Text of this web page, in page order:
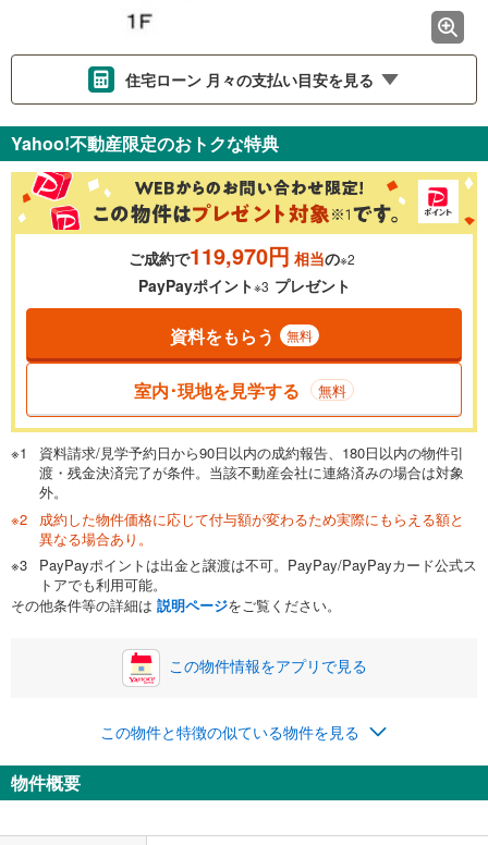
住宅ローン 月々の支払い目安を見る
金利 ％
0.01%
一般的には最長35年まで借り入れ可能です。多くの金融機関
が完済時の年齢は80歳までを条件としています。
閉じる
頭金 万円
0万円 3,999万円
自己資金から住宅購入にかけられる金額を入力してくださ
い。一般的には物件価格の2割までが目安です。
閉じる
ボーナス
万円
0円
ナス時の増額分（1回分）を入力してください。
ボーナス払いの限度額は金融機関によって異なります。
閉じる
月々の返済額
Yahoo!不動産限定のおトクな特典
ご成約で119,970円 相当の※2
PayPayポイント※3 プレゼント
資料をもらう 無料
室内･現地を見学する 無料
資料請求/見学予約日から90日以内の成約報告、180日以内の物件引
渡・残金決済完了が条件。当該不動産会社に連絡済みの場合は対象
外。
成約した物件価格に応じて付与額が変わるため実際にもらえる額と
異なる場合あり。
PayPayポイントは出金と譲渡は不可。PayPay/PayPayカード公式ス
トアでも利用可能。
その他条件等の詳細は 説明ページをご覧ください。
この物件情報をアプリで見る
この物件と特徴の似ている物件を見る
物件概要